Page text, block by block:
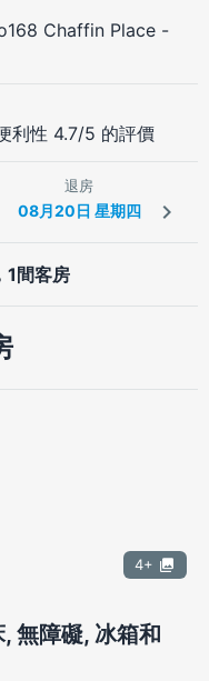
Chaffin Place -
利性 4.7/5 的評價
退房
1間客房
4+
無障礙, 冰箱和